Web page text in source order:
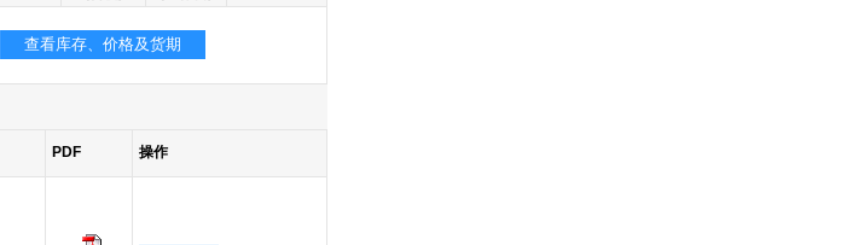
查看库存、价格及货期
PDF 操作